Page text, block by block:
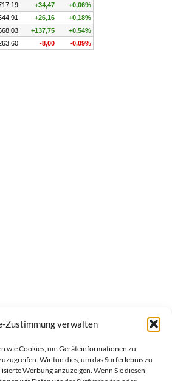
Zustimmung verwalten
wie Cookies, um Geräteinformationen zu
Wir tun dies, um das Surferlebnis zu
Werbung anzuzeigen. Wenn Sie diesen